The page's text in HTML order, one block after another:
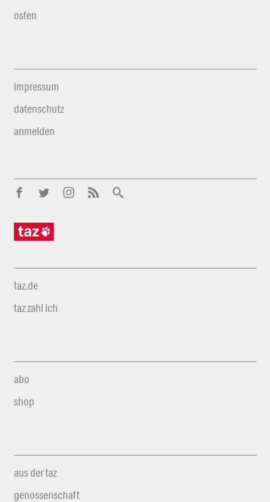
osten
impressum
datenschutz
anmelden
taz.de
taz zahl ich
abo
shop
aus der taz
genossenschaft